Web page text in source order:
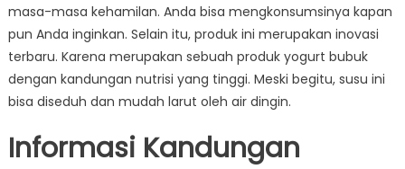
masa-masa kehamilan. Anda bisa mengkonsumsinya kapan
pun Anda inginkan. Selain itu, produk ini merupakan inovasi
terbaru. Karena merupakan sebuah produk yogurt bubuk
dengan kandungan nutrisi yang tinggi. Meski begitu, susu ini
bisa diseduh dan mudah larut oleh air dingin.
Informasi Kandungan